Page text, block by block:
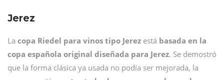
Jerez
La copa Riedel para vinos tipo Jerez está basada en la
copa española original diseñada para Jerez. Se demostró
que la forma clásica ya usada no podía ser mejorada, la